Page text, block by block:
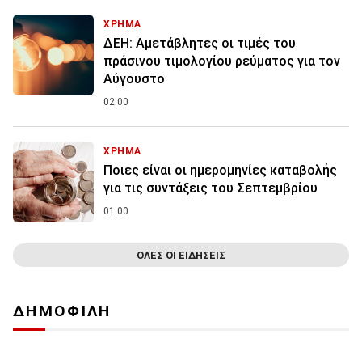
ΧΡΗΜΑ
ΔΕΗ: Αμετάβλητες οι τιμές του
πράσινου τιμολογίου ρεύματος για τον
Αύγουστο
02:00
ΧΡΗΜΑ
Ποιες είναι οι ημερομηνίες καταβολής
για τις συντάξεις του Σεπτεμβρίου
01:00
ΟΛΕΣ ΟΙ ΕΙΔΗΣΕΙΣ
ΔΗΜΟΦΙΛΗ